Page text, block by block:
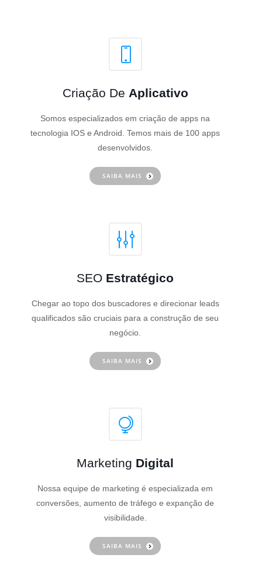
Criação De Aplicativo
Somos especializados em criação de apps na
tecnologia IOS e Android. Temos mais de 100 apps
desenvolvidos.
SAIBA MAIS
SEO Estratégico
Chegar ao topo dos buscadores e direcionar leads
qualificados são cruciais para a construção de seu
negócio.
SAIBA MAIS
Marketing Digital
Nossa equipe de marketing é especializada em
conversões, aumento de tráfego e expanção de
visibilidade.
SAIBA MAIS